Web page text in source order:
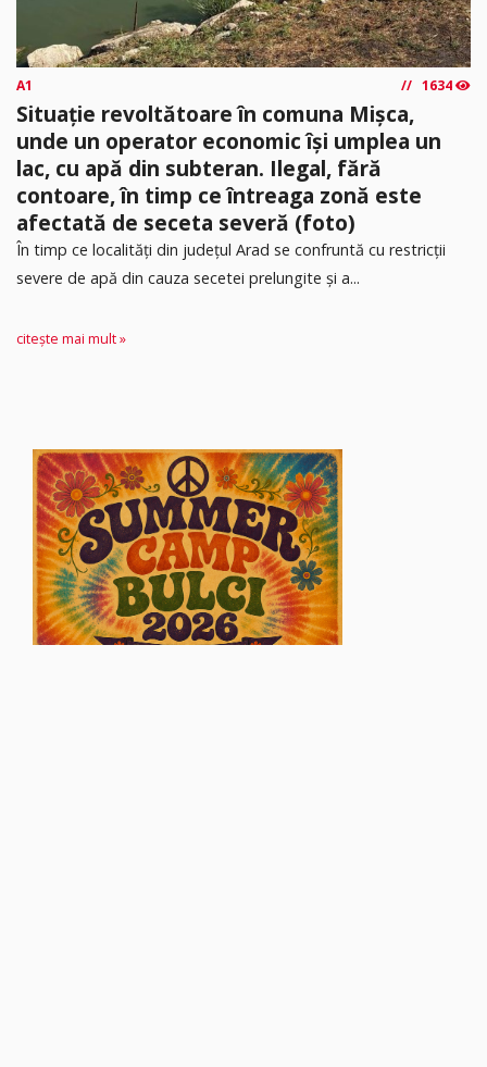
A1 1634
Situație revoltătoare în comuna Mișca,
unde un operator economic își umplea un
lac, cu apă din subteran. Ilegal, fără
contoare, în timp ce întreaga zonă este
afectată de seceta severă (foto)
În timp ce localități din județul Arad se confruntă cu restricții
severe de apă din cauza secetei prelungite și a...
citește mai mult »